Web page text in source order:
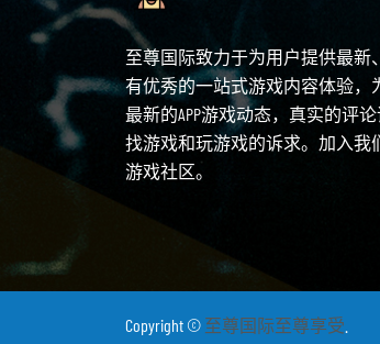
至尊国际致力于为用户提供最
有优秀的一站式游戏内容体验，
最新的APP游戏动态，真实的评
找游戏和玩游戏的诉求。加入
游戏社区。
Copyright © 至尊国际至尊享受